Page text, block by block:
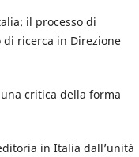
il processo di
ricerca in Direzione
critica della forma
in Italia dall’unità